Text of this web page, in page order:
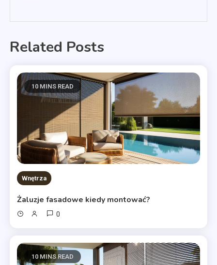
Related Posts
10 MINS READ
Wnętrza
Żaluzje fasadowe kiedy montować?
0
10 MINS READ